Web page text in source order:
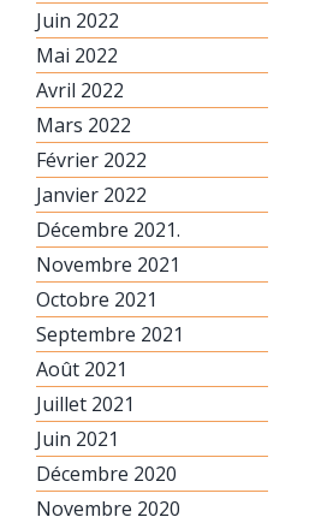
Juin 2022
Mai 2022
Avril 2022
Mars 2022
Février 2022
Janvier 2022
Décembre 2021.
Novembre 2021
Octobre 2021
Septembre 2021
Août 2021
Juillet 2021
Juin 2021
Décembre 2020
Novembre 2020